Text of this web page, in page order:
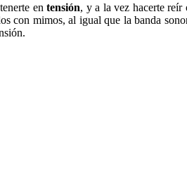
entensión, y a la vez hacerte reír
con mimos, al igual que la banda